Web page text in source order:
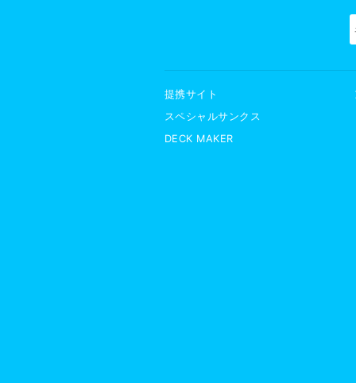
提携サイト
スペシャルサンクス
DECK MAKER